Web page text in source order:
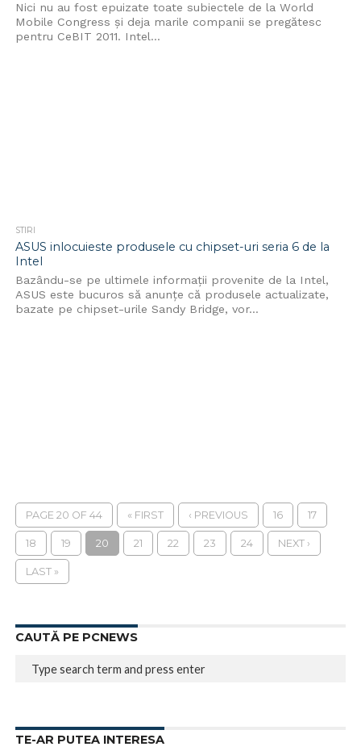
Nici nu au fost epuizate toate subiectele de la World
Mobile Congress și deja marile companii se pregătesc
pentru CeBIT 2011. Intel...
STIRI
ASUS inlocuieste produsele cu chipset-uri seria 6 de la
Intel
Bazându-se pe ultimele informații provenite de la Intel,
ASUS este bucuros să anunțe că produsele actualizate,
bazate pe chipset-urile Sandy Bridge, vor...
PAGE 20 OF 44 « FIRST ‹ PREVIOUS 16 17
18 19 20 21 22 23 24 NEXT ›
LAST »
CAUTĂ PE PCNEWS
TE-AR PUTEA INTERESA